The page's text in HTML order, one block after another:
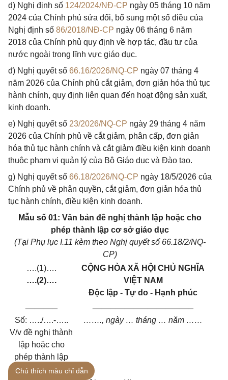
d) Nghị định số 124/2024/NĐ-CP ngày 05 tháng 10 năm
2024 của Chính phủ sửa đổi, bổ sung một số điều của
Nghị định số 86/2018/NĐ-CP ngày 06 tháng 6 năm
2018 của Chính phủ quy định về hợp tác, đầu tư của
nước ngoài trong lĩnh vực giáo dục.
đ) Nghị quyết số 66.16/2026/NQ-CP ngày 07 tháng 4
năm 2026 của Chính phủ cắt giảm, đơn giản hóa thủ tục
hành chính, quy định liên quan đến hoạt động sản xuất,
kinh doanh.
e) Nghị quyết số 23/2026/NQ-CP ngày 29 tháng 4 năm
2026 của Chính phủ về cắt giảm, phân cấp, đơn giản
hóa thủ tục hành chính và cắt giảm điều kiện kinh doanh
thuộc phạm vi quản lý của Bộ Giáo dục và Đào tạo.
g) Nghị quyết số 66.18/2026/NQ-CP ngày 18/5/2026 của
Chính phủ về phân quyền, cắt giảm, đơn giản hóa thủ
tục hành chính, điều kiện kinh doanh.
Mẫu số 01: Văn bản đề nghị thành lập hoặc cho
phép thành lập cơ sở giáo dục
(Tại Phụ lục I.11 kèm theo Nghị quyết số 66.18/2/NQ-
CP)
….(1)….
….(2)….
CỘNG HÒA XÃ HỘI CHỦ NGHĨA
VIỆT NAM
Độc lập - Tự do - Hạnh phúc
Số: …../….-…..
V/v đề nghị thành
lập hoặc cho
phép thành lập
….(3)….
……., ngày … tháng … năm ……
Chú thích màu chỉ dẫn